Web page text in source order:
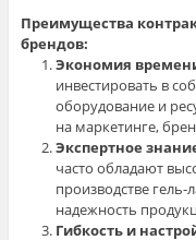
Преимущества
брендов:
Экономия
инвестировать в
оборудование и
на маркетинге,
Экспертное
часто обладают
производстве гель-
надежность
Гибкость и